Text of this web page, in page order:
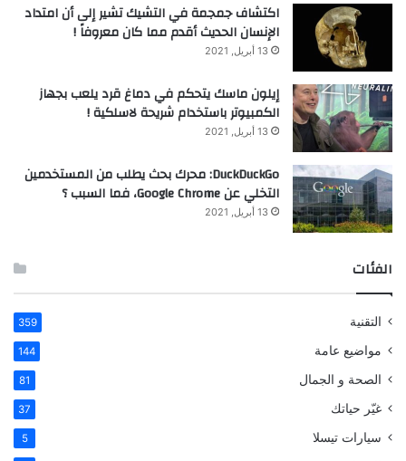
اكتشاف جمجمة في التشيك تشير إلى أن امتداد
الإنسان الحديث أقدم مما كان معروفاً !
13 أبريل, 2021
إيلون ماسك يتحكم في دماغ قرد يلعب بجهاز
الكمبيوتر باستخدام شريحة لاسلكية !
13 أبريل, 2021
DuckDuckGo: محرك بحث يطلب من المستخدمين
التخلي عن Google Chrome، فما السبب ؟
13 أبريل, 2021
الفئات
التقنية 359
مواضيع عامة 144
الصحة و الجمال 81
غيّر حياتك 37
سيارات تيسلا 5